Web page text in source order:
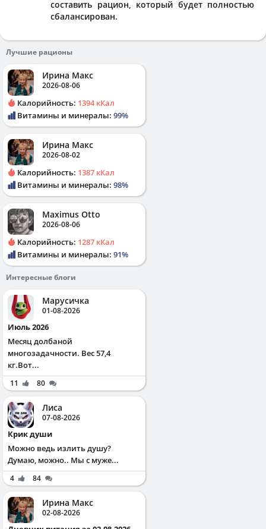
составить рацион, который будет полностью
сбалансирован.
Лучшие рационы
Ирина Макс
2026-08-06
Калорийность: 1394 кКал
Витамины и минералы: 99%
Ирина Макс
2026-08-02
Калорийность: 1387 кКал
Витамины и минералы: 98%
Maximus Otto
2026-08-06
Калорийность: 1287 кКал
Витамины и минералы: 91%
Интересные блоги
Марусичка
01-08-2026
Июль 2026
Месяц долбаной
многозадачности. Вес 57,4
кг.Вот...
11 80
Лиса
07-08-2026
Крик души
Можно ведь излить душу?
Думаю, можно.. Мы с муже...
4 84
Ирина Макс
02-08-2026